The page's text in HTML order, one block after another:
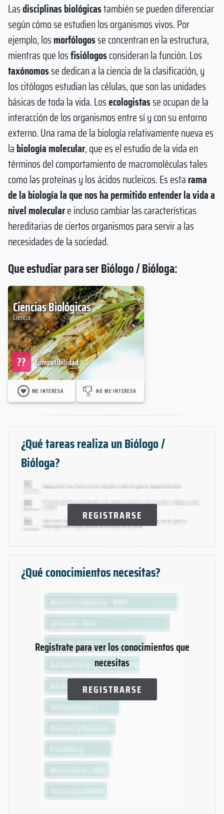
Lasdisciplinas biológicastambién se pueden diferenciar
según cómo se estudien los organismos vivos. Por
ejemplo, losmorfólogosse concentran en la estructura,
mientras que losfisiólogosconsideran la función. Los
taxónomosse dedican a la ciencia de la clasificación, y
los citólogos estudian las células, que son las unidades
básicas de toda la vida. Losecologistasse ocupan de la
interacción de los organismos entre sí y con su entorno
externo. Una rama de la biología relativamente nueva es
labiología molecular, que es el estudio de la vida en
términos del comportamiento de macromoléculas tales
como las proteínas y los ácidos nucleicos. Es estarama
de la biología la que nos ha permitido entender la vida a
nivel moleculare incluso cambiar las características
hereditarias de ciertos organismos para servir a las
necesidades de la sociedad.
Que estudiar para ser Biólogo / Bióloga:
Ciencias Biológicas
Ciencia
Compatibilidad
??
ME INTERESA NO ME INTERESA
¿Qué tareas realiza un Biólogo /
Bióloga?
REGISTRARSE
¿Qué conocimientos necesitas?
Registrate para ver los conocimientos que
necesitas
REGISTRARSE